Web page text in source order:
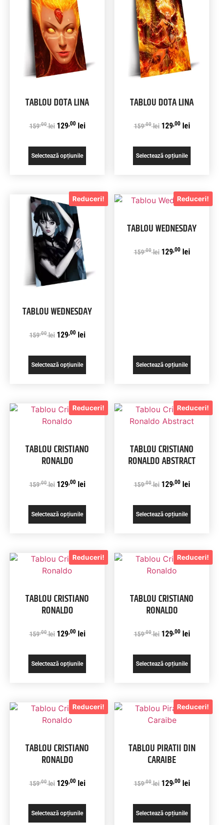
TABLOU DOTA LINA
159,00 lei 129,00 lei
Selectează opțiunile
TABLOU DOTA LINA
159,00 lei 129,00 lei
Selectează opțiunile
Reduceri!
TABLOU WEDNESDAY
159,00 lei 129,00 lei
Selectează opțiunile
Reduceri!
TABLOU WEDNESDAY
159,00 lei 129,00 lei
Selectează opțiunile
Reduceri!
TABLOU CRISTIANO
RONALDO
159,00 lei 129,00 lei
Selectează opțiunile
Reduceri!
TABLOU CRISTIANO
RONALDO ABSTRACT
159,00 lei 129,00 lei
Selectează opțiunile
Reduceri!
TABLOU CRISTIANO
RONALDO
159,00 lei 129,00 lei
Selectează opțiunile
Reduceri!
TABLOU CRISTIANO
RONALDO
159,00 lei 129,00 lei
Selectează opțiunile
Reduceri!
TABLOU CRISTIANO
RONALDO
159,00 lei 129,00 lei
Selectează opțiunile
Reduceri!
TABLOU PIRATII DIN
CARAIBE
159,00 lei 129,00 lei
Selectează opțiunile